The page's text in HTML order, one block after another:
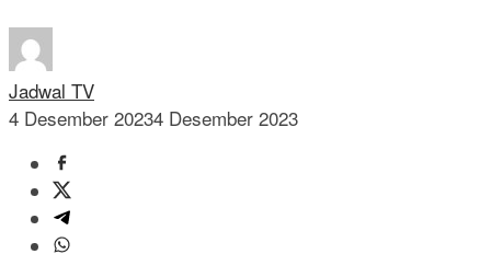
Jadwal TV
4 Desember 20234 Desember 2023